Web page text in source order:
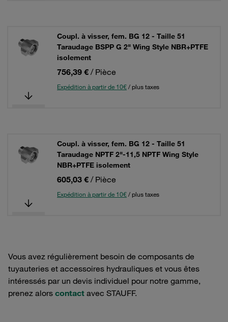
Coupl. à visser, fem. BG 12 - Taille 51
Taraudage BSPP G 2" Wing Style NBR+PTFE
isolement
756,39 € / Pièce
Expédition à partir de 10€/ plus taxes
Coupl. à visser, fem. BG 12 - Taille 51
Taraudage NPTF 2"-11,5 NPTF Wing Style
NBR+PTFE isolement
605,03 € / Pièce
Expédition à partir de 10€/ plus taxes
Vous avez régulièrement besoin de composants de
tuyauteries et accessoires hydrauliques et vous êtes
intéressés par un devis individuel pour notre gamme,
prenez alors contact avec STAUFF.